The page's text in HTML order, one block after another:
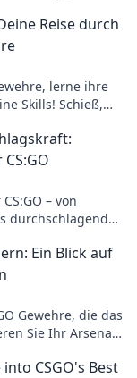
Reise durch
lerne ihre
Skills! Schieß,
– von
durchschlagender
Ein Blick auf
Gewehre, die das
Sie Ihr Arsenal
CSGO's Best